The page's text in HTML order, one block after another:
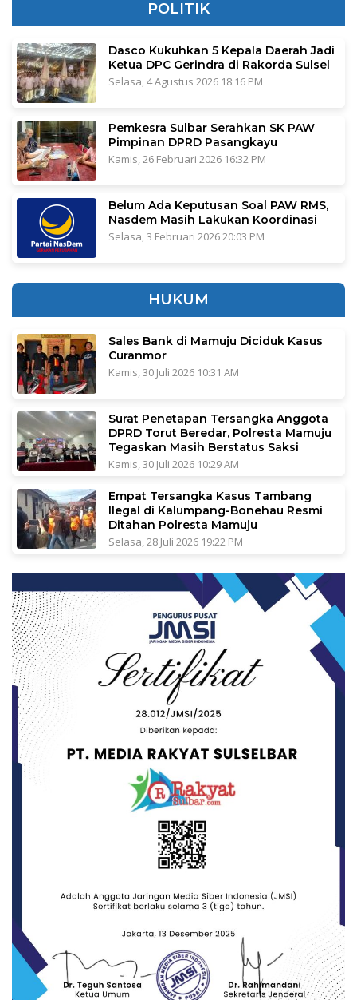
POLITIK
Dasco Kukuhkan 5 Kepala Daerah Jadi
Ketua DPC Gerindra di Rakorda Sulsel
Selasa, 4 Agustus 2026 18:16 PM
Pemkesra Sulbar Serahkan SK PAW
Pimpinan DPRD Pasangkayu
Kamis, 26 Februari 2026 16:32 PM
Belum Ada Keputusan Soal PAW RMS,
Nasdem Masih Lakukan Koordinasi
Selasa, 3 Februari 2026 20:03 PM
HUKUM
Sales Bank di Mamuju Diciduk Kasus
Curanmor
Kamis, 30 Juli 2026 10:31 AM
Surat Penetapan Tersangka Anggota
DPRD Torut Beredar, Polresta Mamuju
Tegaskan Masih Berstatus Saksi
Kamis, 30 Juli 2026 10:29 AM
Empat Tersangka Kasus Tambang
Ilegal di Kalumpang-Bonehau Resmi
Ditahan Polresta Mamuju
Selasa, 28 Juli 2026 19:22 PM